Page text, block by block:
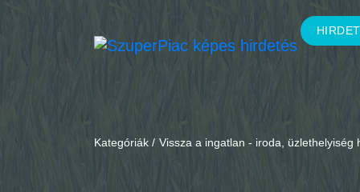
Kategóriák / Vissza a ingatlan - iroda, üzlethelyiség